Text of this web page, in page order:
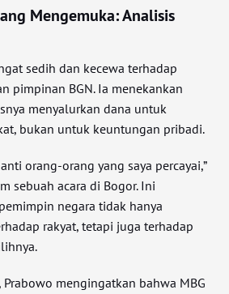
Mengemuka: Analisis
sedih dan kecewa terhadap
pimpinan BGN. Ia menekankan
menyalurkan dana untuk
bukan untuk keuntungan pribadi.
orang-orang yang saya percayai,”
sebuah acara di Bogor. Ini
negara tidak hanya
rakyat, tetapi juga terhadap
Prabowo mengingatkan bahwa MBG